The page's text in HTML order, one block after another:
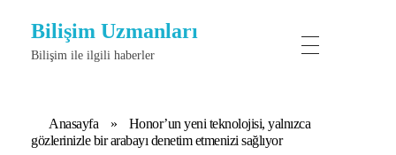
Bilişim Uzmanları
Bilişim ile ilgili haberler
Anasayfa »
Honor’un yeni teknolojisi, yalnızca
gözlerinizle bir arabayı denetim etmenizi sağlıyor